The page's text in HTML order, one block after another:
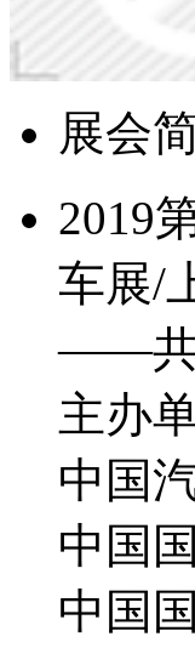
展会
2019
车展/
——共
主办
中国
中国
中国